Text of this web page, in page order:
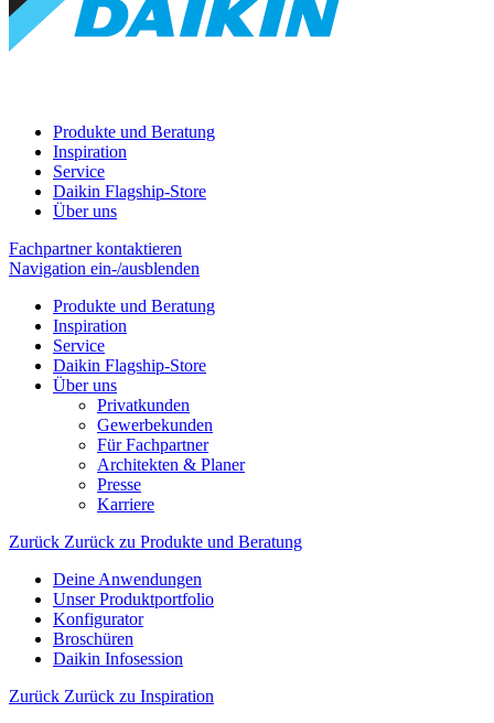
Produkte und Beratung
Inspiration
Service
Daikin Flagship-Store
Über uns
Fachpartner kontaktieren
Navigation ein-/ausblenden
Produkte und Beratung
Inspiration
Service
Daikin Flagship-Store
Über uns
Privatkunden
Gewerbekunden
Für Fachpartner
Architekten & Planer
Presse
Karriere
Zurück Zurück zu Produkte und Beratung
Deine Anwendungen
Unser Produktportfolio
Konfigurator
Broschüren
Daikin Infosession
Zurück Zurück zu Inspiration